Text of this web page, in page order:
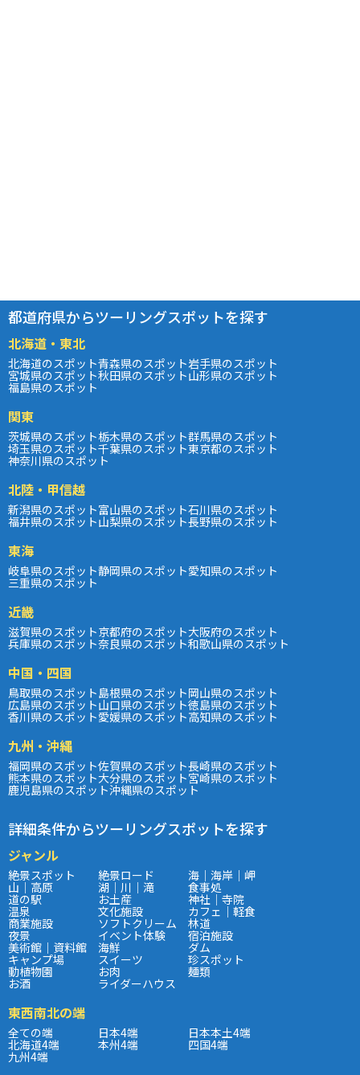
都道府県からツーリングスポットを探す
北海道・東北
北海道のスポット青森県のスポット岩手県のスポット
宮城県のスポット秋田県のスポット山形県のスポット
福島県のスポット
関東
茨城県のスポット栃木県のスポット群馬県のスポット
埼玉県のスポット千葉県のスポット東京都のスポット
神奈川県のスポット
北陸・甲信越
新潟県のスポット富山県のスポット石川県のスポット
福井県のスポット山梨県のスポット長野県のスポット
東海
岐阜県のスポット静岡県のスポット愛知県のスポット
三重県のスポット
近畿
滋賀県のスポット京都府のスポット大阪府のスポット
兵庫県のスポット奈良県のスポット和歌山県のスポット
中国・四国
鳥取県のスポット島根県のスポット岡山県のスポット
広島県のスポット山口県のスポット徳島県のスポット
香川県のスポット愛媛県のスポット高知県のスポット
九州・沖縄
福岡県のスポット佐賀県のスポット長崎県のスポット
熊本県のスポット大分県のスポット宮崎県のスポット
鹿児島県のスポット沖縄県のスポット
詳細条件からツーリングスポットを探す
ジャンル
絶景スポット 絶景ロード 海｜海岸｜岬
山｜高原 湖｜川｜滝 食事処
道の駅 お土産 神社｜寺院
温泉 文化施設 カフェ｜軽食
商業施設 ソフトクリーム 林道
夜景 イベント体験 宿泊施設
美術館｜資料館 海鮮 ダム
キャンプ場 スイーツ 珍スポット
動植物園 お肉 麺類
お酒 ライダーハウス
東西南北の端
全ての端 日本4端 日本本土4端
北海道4端 本州4端 四国4端
九州4端